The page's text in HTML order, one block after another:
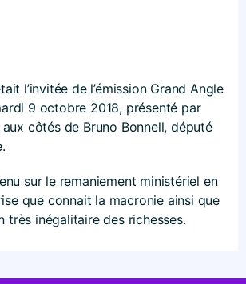
l’invitée de l’émission Grand Angle
9 octobre 2018, présenté par
aux côtés de Bruno Bonnell, député
sur le remaniement ministériel en
que connait la macronie ainsi que
très inégalitaire des richesses.